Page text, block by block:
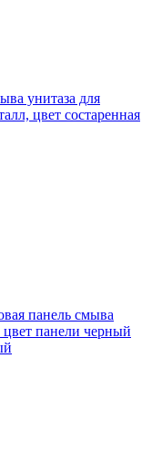
унитаза для
цвет состаренная
панель смыва
панели черный